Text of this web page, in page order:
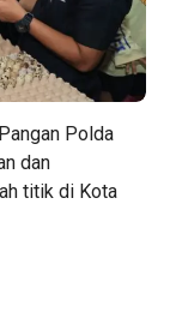
Polda
dan
titik di Kota